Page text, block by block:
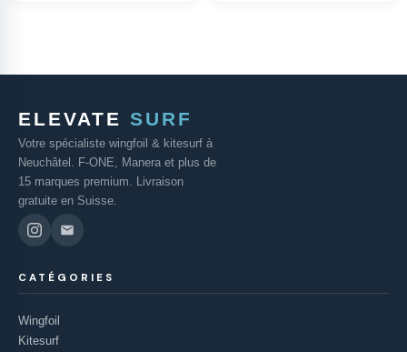
ELEVATE SURF
Votre spécialiste wingfoil & kitesurf à
Neuchâtel. F-ONE, Manera et plus de
15 marques premium. Livraison
gratuite en Suisse.
CATÉGORIES
Wingfoil
Kitesurf